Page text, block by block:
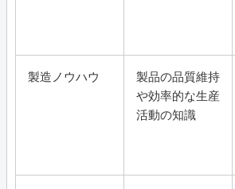
製造ノウハウ
製品の品質維持
や効率的な生産
活動の知識